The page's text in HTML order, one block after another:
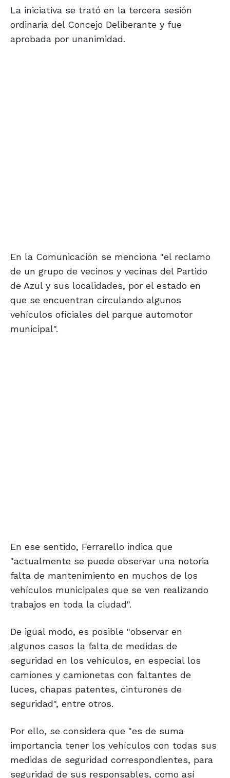
La iniciativa se trató en la tercera sesión
ordinaria del Concejo Deliberante y fue
aprobada por unanimidad.
En la Comunicación se menciona "el reclamo
de un grupo de vecinos y vecinas del Partido
de Azul y sus localidades, por el estado en
que se encuentran circulando algunos
vehículos oficiales del parque automotor
municipal".
En ese sentido, Ferrarello indica que
"actualmente se puede observar una notoria
falta de mantenimiento en muchos de los
vehículos municipales que se ven realizando
trabajos en toda la ciudad".
De igual modo, es posible "observar en
algunos casos la falta de medidas de
seguridad en los vehículos, en especial los
camiones y camionetas con faltantes de
luces, chapas patentes, cinturones de
seguridad", entre otros.
Por ello, se considera que "es de suma
importancia tener los vehículos con todas sus
medidas de seguridad correspondientes, para
seguridad de sus responsables, como así